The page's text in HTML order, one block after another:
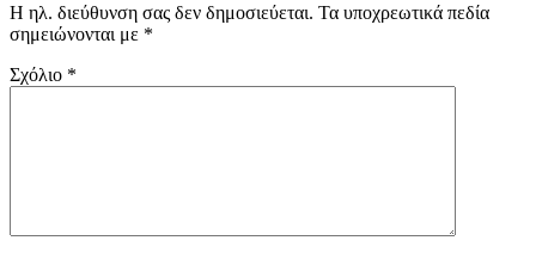
Η ηλ. διεύθυνση σας δεν δημοσιεύεται. Τα υποχρεωτικά πεδία
σημειώνονται με *
Σχόλιο *